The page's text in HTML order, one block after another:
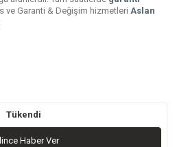
ve Garanti & Değişim hizmetleri Aslan
Tükendi
Haber Ver